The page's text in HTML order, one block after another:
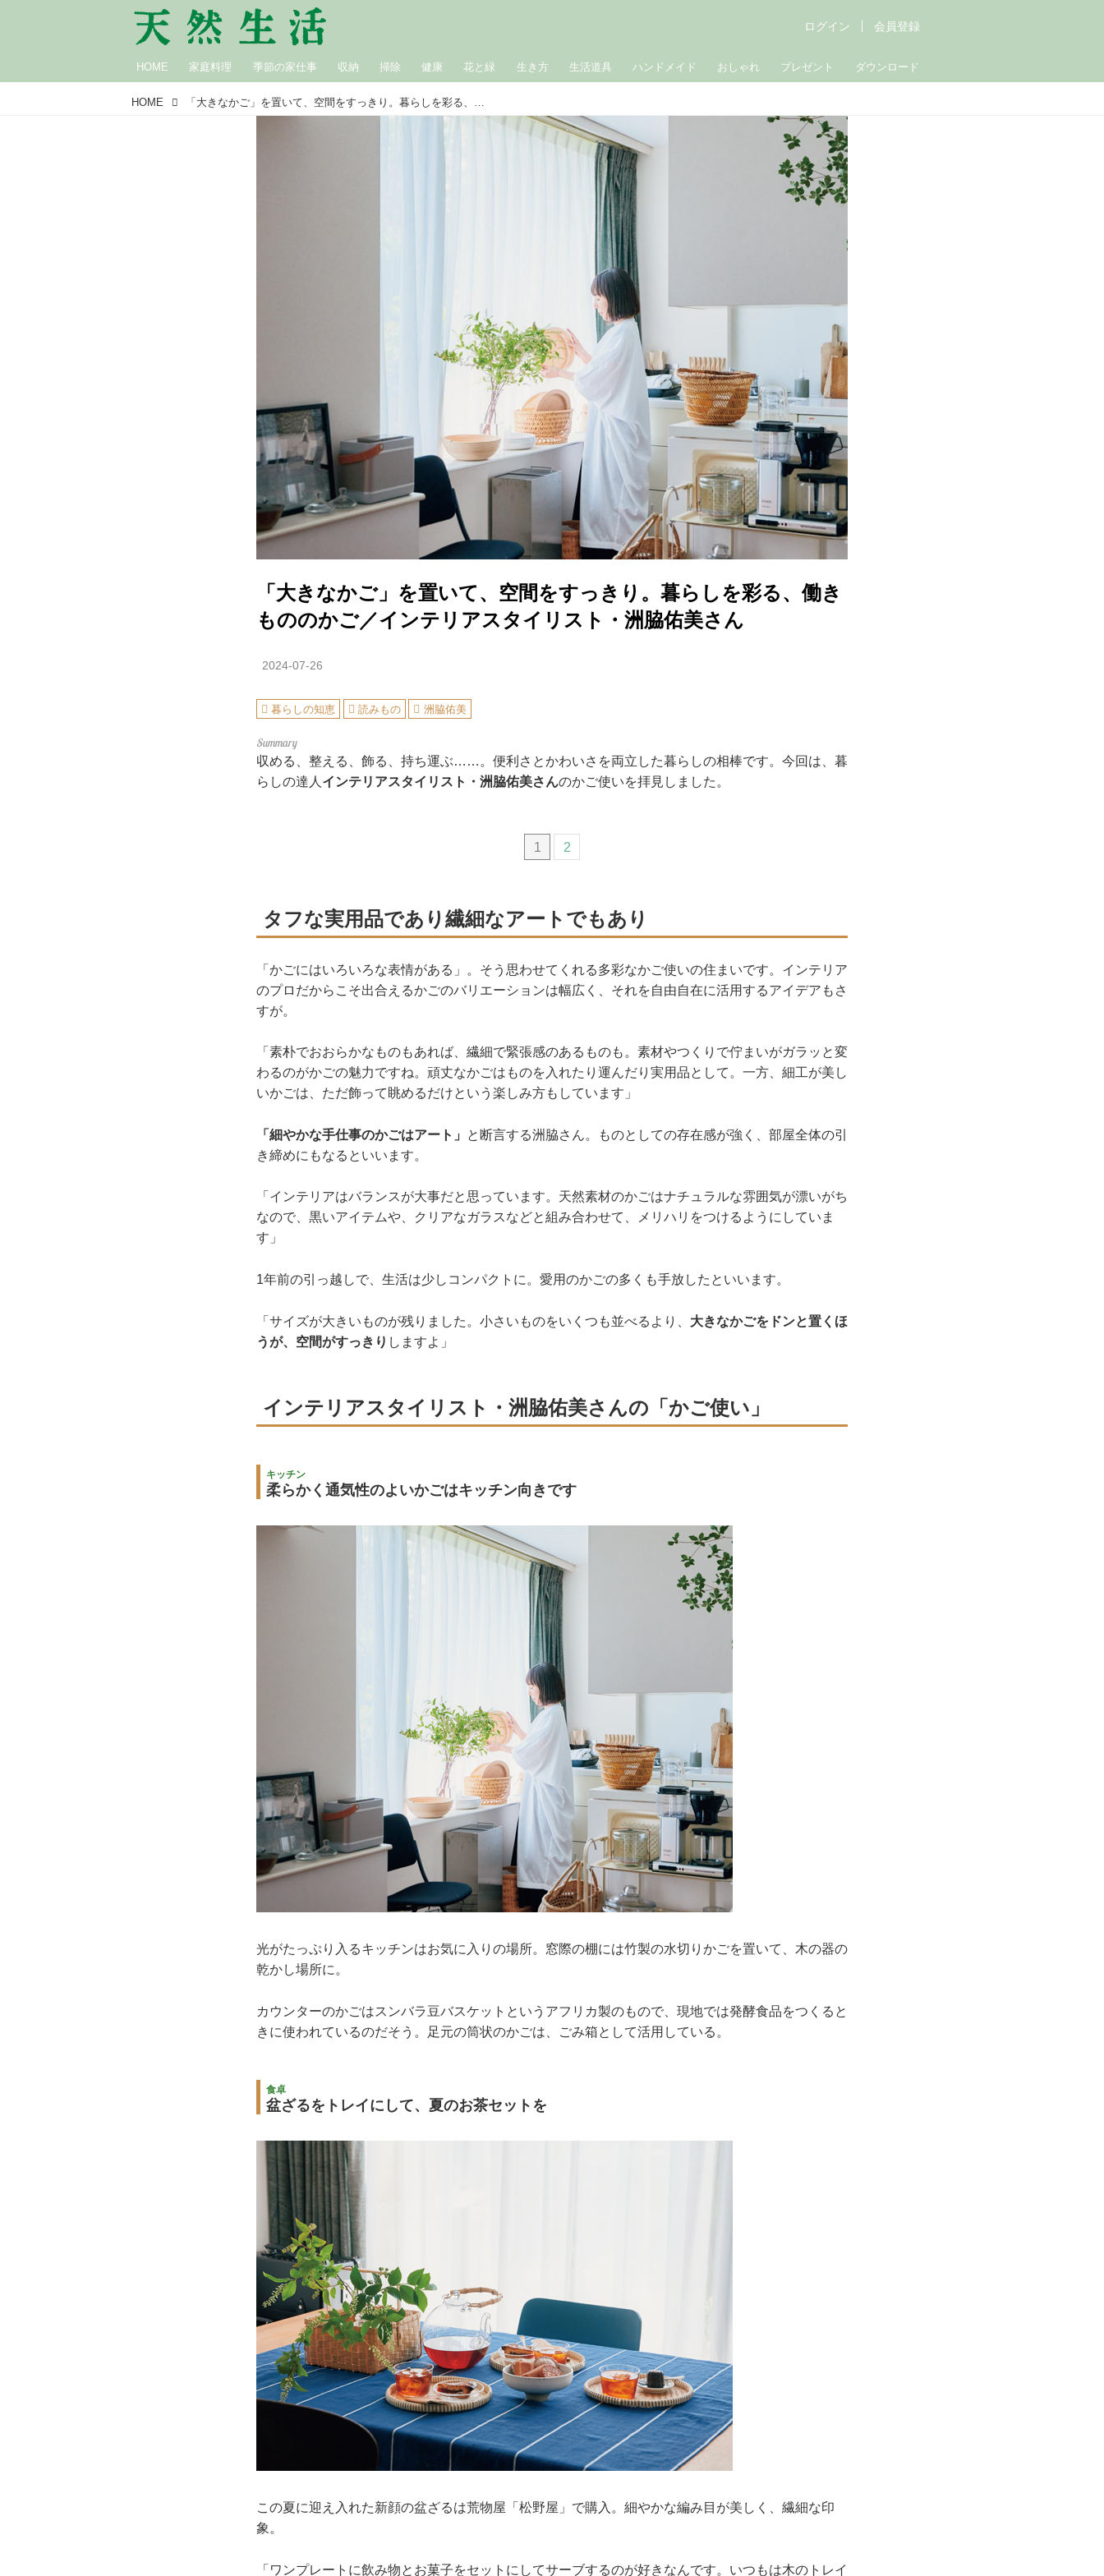
HOME 家庭料理 季節の家仕事 収納 掃除 健康 花と緑 生き方 生活道具 ハンドメイド おしゃれ プレゼント ダウンロード
ログイン 会員登録
HOME 「大きなかご」を置いて、空間をすっきり。暮らしを彩る、働きもののかご／インテリアスタイリスト・洲脇佑美さん
「大きなかご」を置いて、空間をすっきり。暮らしを彩る、働き
もののかご／インテリアスタイリスト・洲脇佑美さん
2024-07-26
暮らしの知恵 読みもの 洲脇佑美
収める、整える、飾る、持ち運ぶ……。便利さとかわいさを両立した暮らしの相棒です。今回は、暮
らしの達人 インテリアスタイリスト・洲脇佑美さんのかご使いを拝見しました。
1 2
タフな実用品であり繊細なアートでもあり
「かごにはいろいろな表情がある」。そう思わせてくれる多彩なかご使いの住まいです。インテリア
のプロだからこそ出合えるかごのバリエーションは幅広く、それを自由自在に活用するアイデアもさ
すが。
「素朴でおおらかなものもあれば、繊細で緊張感のあるものも。素材やつくりで佇まいがガラッと変
わるのがかごの魅力ですね。頑丈なかごはものを入れたり運んだり実用品として。一方、細工が美し
いかごは、ただ飾って眺めるだけという楽しみ方もしています」
「細やかな手仕事のかごはアート」
と断言する洲脇さん。ものとしての存在感が強く、部屋全体の引
き締めにもなるといいます。
「インテリアはバランスが大事だと思っています。天然素材のかごはナチュラルな雰囲気が漂いがち
なので、黒いアイテムや、クリアなガラスなどと組み合わせて、メリハリをつけるようにしていま
す」
1年前の引っ越しで、生活は少しコンパクトに。愛用のかごの多くも手放したといいます。
「サイズが大きいものが残りました。小さいものをいくつも並べるより、 大きなかごをドンと置くほ
うが、空間がすっきり しますよ」
インテリアスタイリスト・洲脇佑美さんの「かご使い」
キッチン
柔らかく通気性のよいかごはキッチン向きです
光がたっぷり入るキッチンはお気に入りの場所。窓際の棚には竹製の水切りかごを置いて、木の器の
乾かし場所に。
カウンターのかごはスンバラ豆バスケットというアフリカ製のもので、現地では発酵食品をつくると
きに使われているのだそう。足元の筒状のかごは、ごみ箱として活用している。
食卓
盆ざるをトレイにして、夏のお茶セットを
この夏に迎え入れた新顔の盆ざるは荒物屋「松野屋」で購入。細やかな編み目が美しく、繊細な印
象。
「ワンプレートに飲み物とお菓子をセットにしてサーブするのが好きなんです。いつもは木のトレイ